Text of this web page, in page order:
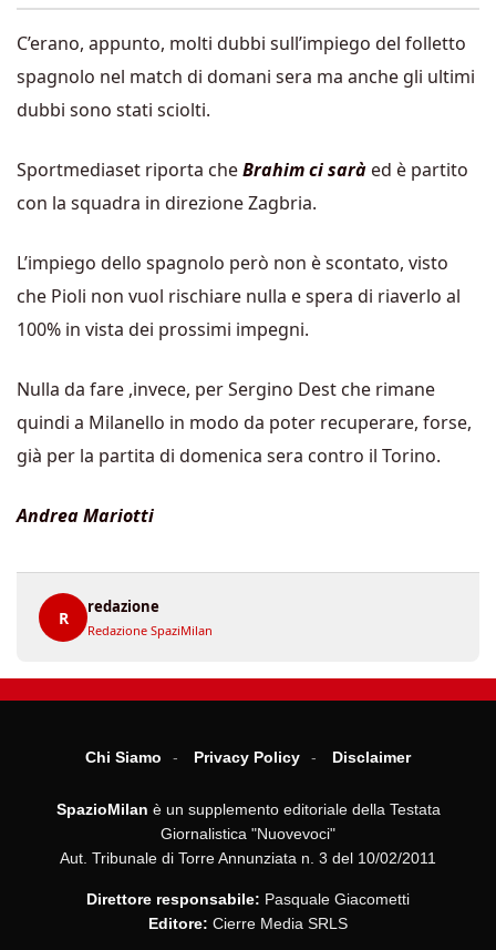
C’erano, appunto, molti dubbi sull’impiego del folletto
spagnolo nel match di domani sera ma anche gli ultimi
dubbi sono stati sciolti.
Sportmediaset riporta cheBrahim ci sarà ed è partito
con la squadra in direzione Zagbria.
L’impiego dello spagnolo però non è scontato, visto
che Pioli non vuol rischiare nulla e spera di riaverlo al
100% in vista dei prossimi impegni.
Nulla da fare ,invece, per Sergino Dest che rimane
quindi a Milanello in modo da poter recuperare, forse,
già per la partita di domenica sera contro il Torino.
Andrea Mariotti
R
redazione
Redazione SpaziMilan
Chi Siamo Privacy Policy Disclaimer
SpazioMilan è un supplemento editoriale della Testata
Giornalistica "Nuovevoci"
Aut. Tribunale di Torre Annunziata n. 3 del 10/02/2011
Direttore responsabile: Pasquale Giacometti
Editore: Cierre Media SRLS